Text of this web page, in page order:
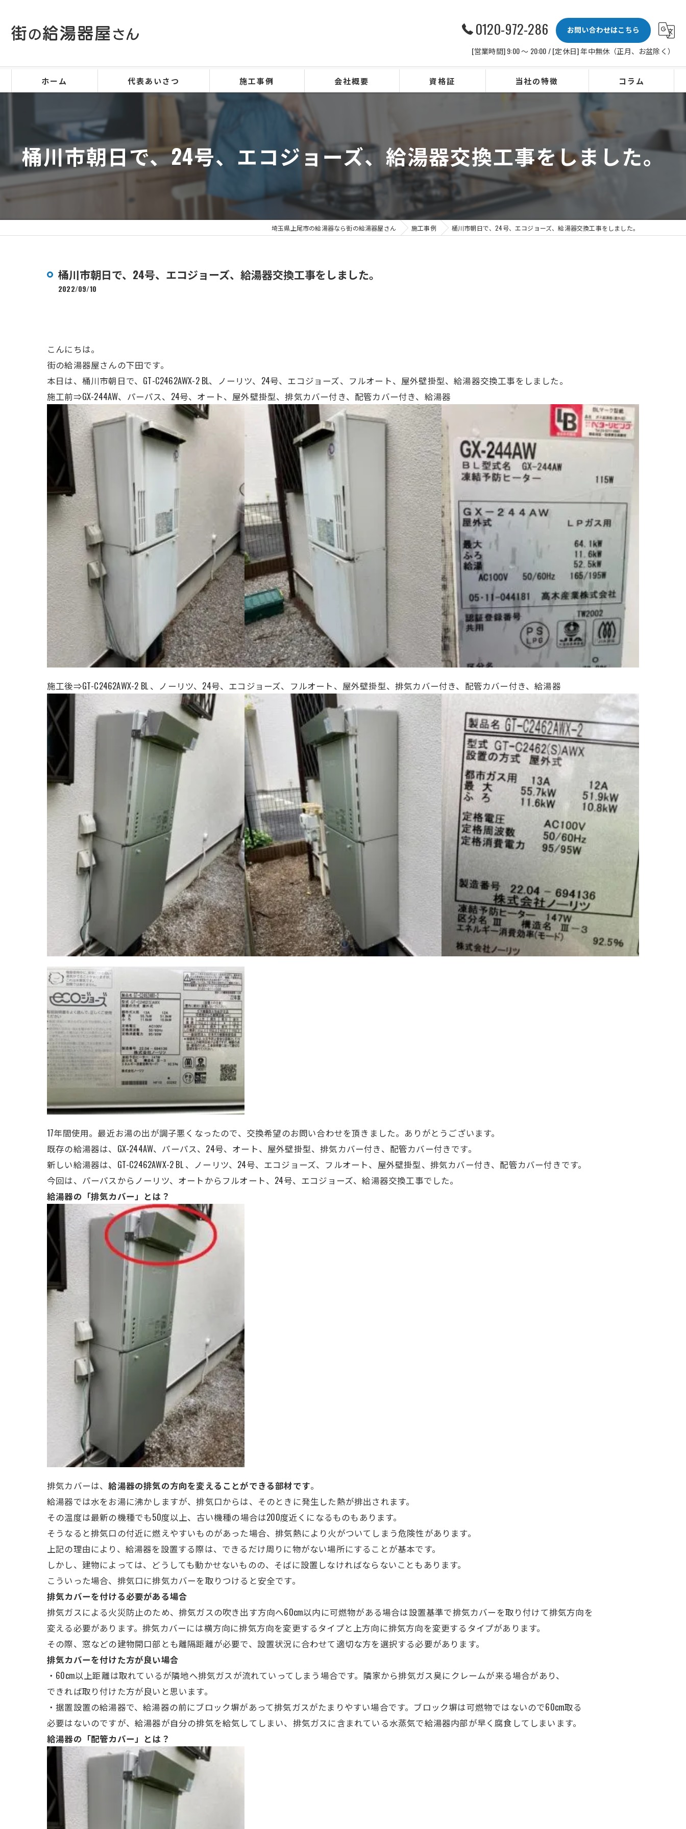
0120-972-286
お問い合わせはこちら
[営業時間] 9:00 〜 20:00 / [定休日] 年中無休（正月、お盆除く）
ホーム 代表あいさつ 施工事例 会社概要 資格証 当社の特徴
水栓
IHクッキングヒーター
ビルトイン食洗機
浴室換気扇
コラム
桶川市朝日で、24号、エコジョーズ、給湯器交換工事をしました。
埼玉県上尾市の給湯器なら街の給湯器屋さん 施工事例 桶川市朝日で、24号、エコジョーズ、給湯器交換工事をしました。
桶川市朝日で、24号、エコジョーズ、給湯器交換工事をしました。
2022/09/10
こんにちは。
街の給湯器屋さんの下田です。
本日は、桶川市朝日で、GT-C2462AWX-2 BL、ノーリツ、24号、エコジョーズ、フルオート、屋外壁掛型、給湯器交換工事をしました。
施工前⇒GX-244AW、パーパス、 24号、オート、屋外壁掛型、排気カバー付き、配管カバー付き、給湯器
施工後⇒GT-C2462AWX-2 BL 、ノーリツ、24号、エコジョーズ、フルオート、 屋外壁掛型、排気カバー付き、配管カバー付き、給湯器
17年間使用。最近お湯の出が調子悪くなったので、交換希望のお問い合わせを頂きました。ありがとうございます。
既存の給湯器は、GX-244AW、パーパス、 24号、オート、屋外壁掛型、排気カバー付き、配管カバー付きです。
新しい給湯器は、GT-C2462AWX-2 BL 、ノーリツ、24号、エコジョーズ、フルオート、 屋外壁掛型、排気カバー付き、配管カバー付きです。
今回は、パーパスからノーリツ、オートからフルオート、24号、エコジョーズ、給湯器交換工事でした。
給湯器の「排気カバー」とは？
排気カバーは、給湯器の排気の方向を変えることができる部材です。
給湯器では水をお湯に沸かしますが、排気口からは、そのときに発生した熱が排出されます。
その温度は最新の機種でも50度以上、古い機種の場合は200度近くになるものもあります。
そうなると排気口の付近に燃えやすいものがあった場合、排気熱により火がついてしまう危険性があります。
上記の理由により、給湯器を設置する際は、できるだけ周りに物がない場所にすることが基本です。
しかし、建物によっては、どうしても動かせないものの、そばに設置しなければならないこともあります。
こういった場合、排気口に排気カバーを取りつけると安全です。
排気カバーを付ける必要がある場合
排気ガスによる火災防止のため、排気ガスの吹き出す方向へ60cm以内に可燃物がある場合は設置基準で排気カバーを取り付けて排気方向を
変える必要があります。排気カバーには横方向に排気方向を変更するタイプと上方向に排気方向を変更するタイプがあります。
その際、窓などの建物開口部とも離隔距離が必要で、設置状況に合わせて適切な方を選択する必要があります。
排気カバーを付けた方が良い場合
・60cm以上距離は取れているが隣地へ排気ガスが流れていってしまう場合です。隣家から排気ガス臭にクレームが来る場合があり、
できれば取り付けた方が良いと思います。
・据置設置の給湯器で、給湯器の前にブロック塀があって排気ガスがたまりやすい場合です。ブロック塀は可燃物ではないので60cm取る
必要はないのですが、給湯器が自分の排気を給気してしまい、排気ガスに含まれている水蒸気で給湯器内部が早く腐食してしまいます。
給湯器の「配管カバー」とは？